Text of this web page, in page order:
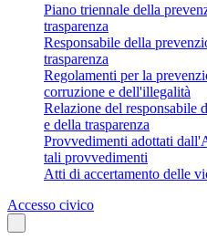
Piano triennale della
trasparenza
Responsabile della
trasparenza
Regolamenti per la
corruzione e dell'illegalità
Relazione del responsabile
e della trasparenza
Provvedimenti adottati
tali provvedimenti
Atti di accertamento delle
Accesso civico